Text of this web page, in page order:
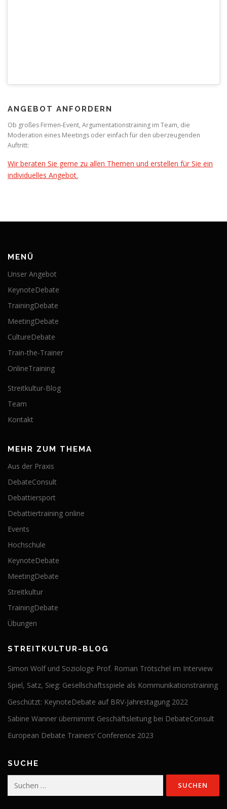
ANGEBOT ANFORDERN
Ob großes Firmen-Event, Argumentationstraining im Team, die
Moderation eines Meetings oder einfach für den überzeugenden
Auftritt:
Wir beraten Sie gerne zu allen Themen und erstellen für Sie ein
individuelles Angebot.
MENÜ
Unser Angebot
KeynoteDebate
TrainingDebate
MeetingDebate
CultureDebate
Train-the-Trainer
OnlineTraining
Streitkultur-Blog
Team
Kontakt
MEHR ZUM THEMA
Aus der Praxis
DebateConsult
Debattiersport
Debattiertraining online
Events
Hochschule
KeynoteDebate
MeetingDebate
Streitkultur
TrainingDebate
Übungen
STREITKULTUR-BLOG
Simon Wolf und Soziologe Prof. Roman Trötschel im Interview
Spiel, Satz, Sieg: Gesellschaftsspiele als Kommunikationstraining
Geschützt: KeynoteDebate auf BRV-Jahrestagung 2022
Sabine Wanner übernimmt Geschäftsleitung bei DebateConsult
European Debate Trainers‘ Conference 2023
SUCHE
Suchen